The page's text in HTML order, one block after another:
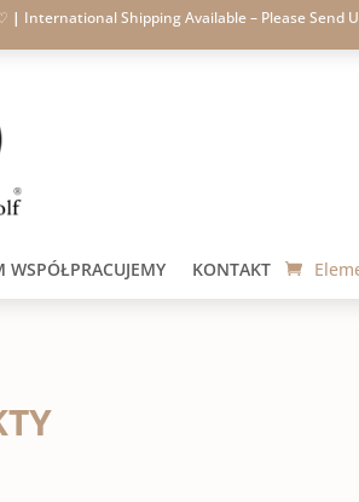
| International Shipping Available – Please Send
WSPÓŁPRACUJEMY KONTAKT